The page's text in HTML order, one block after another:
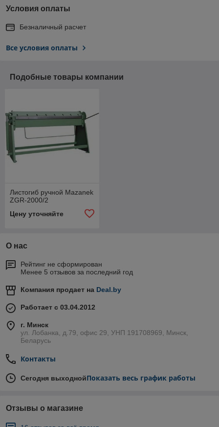
Условия оплаты
Безналичный расчет
Все условия оплаты
Подобные товары компании
Листогиб ручной Mazanek
ZGR-2000/2
Цену уточняйте
О нас
Рейтинг не сформирован
Менее 5 отзывов за последний год
Компания продает на Deal.by
Работает с 03.04.2012
г. Минск
ул. Лобанка, д.79, офис 29, УНП 191708969, Минск,
Беларусь
Контакты
Сегодня выходнойПоказать весь график работы
Отзывы о магазине